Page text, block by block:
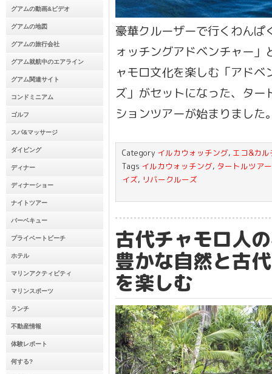
グアムの動画&ビデオ
グアムの地図
グアムの旅行会社
グアム就航中のエアライン
グアム関連サイト
コンドミニアム
ゴルフ
スパ&マッサージ
ダイビング
ディナー
ディナーショー
ナイトツアー
バーベキュー
プライベートビーチ
ホテル
マリンアクティビティ
マリンスポーツ
ランチ
不動産情報
体験レポート
何する?
豪華クルーザーで行くわんぱ
ォッチングアドベンチャー」
ャモロ文化を楽しむ「アドベ
ズ」がセットになった、ター
ションツアーが始まりまし
Category イルカウォッチング, エコ&カル
Tags イルカウォッチング, タートルツアー
イズ, リバークルーズ
古代チャモロ人
豊かな自然と古
を楽しむ